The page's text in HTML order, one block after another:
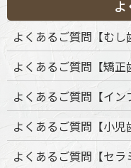
bfd-mv-01_
よくあるご質問【むし
よくあるご質問【矯正
よくあるご質問【イン
よくあるご質問【小児
よくあるご質問【セラ